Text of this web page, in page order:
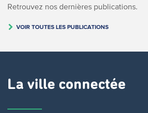
Retrouvez nos dernières publications.
VOIR TOUTES LES PUBLICATIONS
La ville connectée